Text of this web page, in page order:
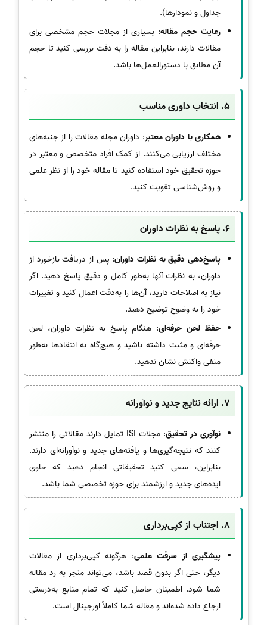
جداول و نمودارها).
رعایت حجم مقاله: بسیاری از مجلات حجم مشخصی برای
مقالات دارند، بنابراین مقاله را به دقت بررسی کنید تا حجم
آن مطابق با دستورالعمل‌ها باشد.
5. انتخاب داوری مناسب
همکاری با داوران معتبر: داوران مجله مقالات را از جنبه‌های
مختلف ارزیابی می‌کنند. از کمک افراد متخصص و معتبر در
حوزه تحقیق خود استفاده کنید تا مقاله خود را از نظر علمی
و روش‌شناسی تقویت کنید.
6. پاسخ به نظرات داوران
پاسخ‌دهی دقیق به نظرات داوران: پس از دریافت بازخورد از
داوران، به نظرات آنها به‌طور کامل و دقیق پاسخ دهید. اگر
نیاز به اصلاحات دارید، آن‌ها را به‌دقت اعمال کنید و تغییرات
خود را به وضوح توضیح دهید.
حفظ لحن حرفه‌ای: هنگام پاسخ به نظرات داوران، لحن
حرفه‌ای و مثبت داشته باشید و هیچ‌گاه به انتقادها به‌طور
منفی واکنش نشان ندهید.
7. ارائه نتایج جدید و نوآورانه
نوآوری در تحقیق
: مجلات ISI تمایل دارند مقالاتی را منتشر
کنند که نتیجه‌گیری‌ها و یافته‌های جدید و نوآورانه‌ای دارند.
بنابراین، سعی کنید تحقیقاتی انجام دهید که حاوی
ایده‌های جدید و ارزشمند برای حوزه تخصصی شما باشد.
8. اجتناب از کپی‌برداری
پیشگیری از سرقت علمی: هرگونه کپی‌برداری از مقالات
دیگر، حتی اگر بدون قصد باشد، می‌تواند منجر به رد مقاله
شما شود. اطمینان حاصل کنید که تمام منابع به‌درستی
ارجاع داده شده‌اند و مقاله شما کاملاً اورجینال است.